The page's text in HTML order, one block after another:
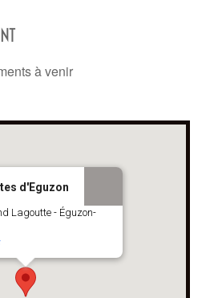
à venir
d'Eguzon
Lagoutte - Éguzon-